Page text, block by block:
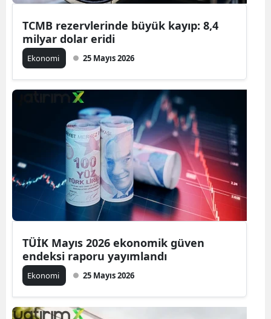
TCMB rezervlerinde büyük kayıp: 8,4
milyar dolar eridi
Ekonomi 25 Mayıs 2026
TÜİK Mayıs 2026 ekonomik güven
endeksi raporu yayımlandı
Ekonomi 25 Mayıs 2026